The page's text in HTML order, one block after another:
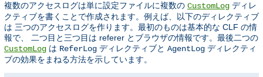
複数のアクセスログは単に設定ファイルに複数の CustomLog ディレ
クティブを書くことで作成されます。例えば、以下のディレクティブ
は 三つのアクセスログを作ります。最初のものは基本的な CLF の情
報で、 二つ目と三つ目は referer とブラウザの情報です。最後二つの
CustomLog は ReferLog ディレクティブと AgentLog ディレクティ
ブの効果をまねる方法を示しています。